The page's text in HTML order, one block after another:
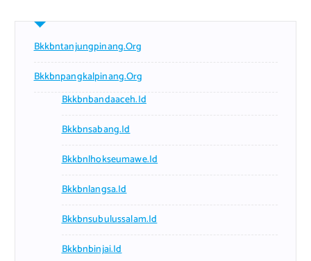
Bkkbntanjungpinang.org
Bkkbnpangkalpinang.org
Bkkbnbandaaceh.id
Bkkbnsabang.id
Bkkbnlhokseumawe.id
Bkkbnlangsa.id
Bkkbnsubulussalam.id
Bkkbnbinjai.id